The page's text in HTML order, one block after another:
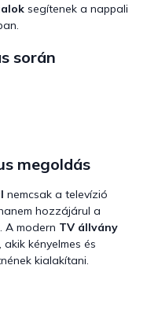
segítenek a nappali
során
megoldás
nemcsak a televízió
hozzájárul a
A modern TV állvány
kényelmes és
kialakítani.